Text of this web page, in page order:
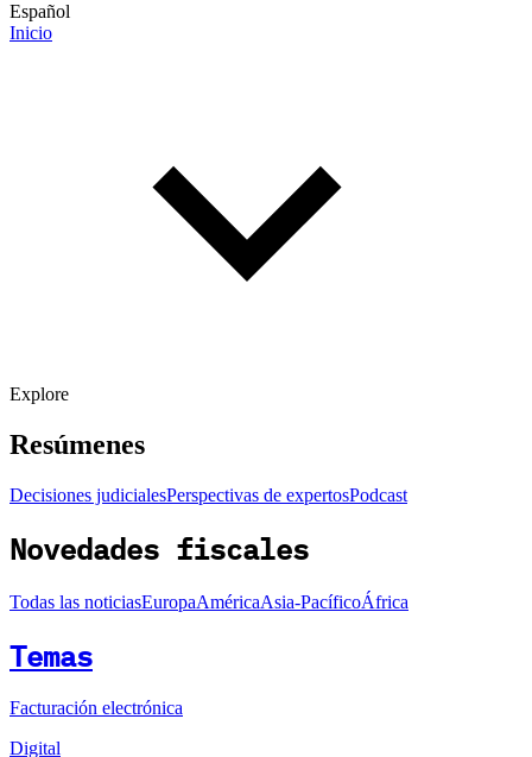
Español
Inicio
Explore
Resúmenes
Decisiones judicialesPerspectivas de expertosPodcast
Novedades fiscales
Todas las noticiasEuropaAméricaAsia-PacíficoÁfrica
Temas
Facturación electrónica
Digital